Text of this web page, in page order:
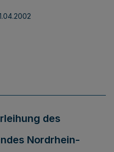
des
Nordrhein-